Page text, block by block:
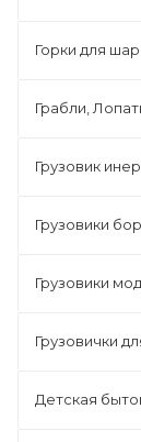
Горки для
Грабли,
Грузовик
Грузовики
Грузовики
Грузовички
Детская